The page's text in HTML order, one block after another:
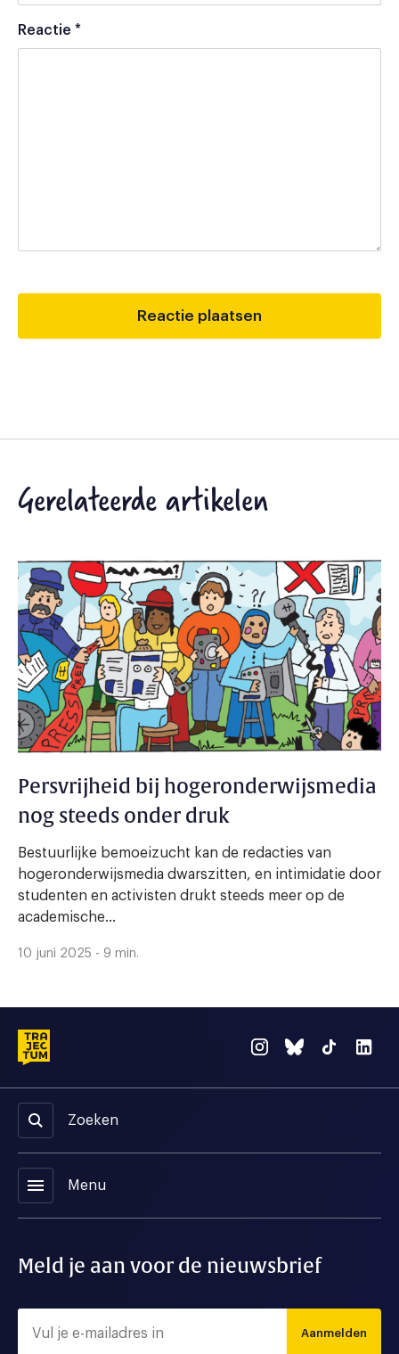
Reactie *
Gerelateerde artikelen
Persvrijheid bij hogeronderwijsmedia
nog steeds onder druk
Bestuurlijke bemoeizucht kan de redacties van
hogeronderwijsmedia dwarszitten, en intimidatie door
studenten en activisten drukt steeds meer op de
academische...
10 juni 2025 - 9 min.
Zoeken
menu Menu
Meld je aan voor de nieuwsbrief
Aanmelden